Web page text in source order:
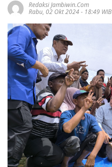
Redaksi Jambiwin.com
Rabu, 02 Okt 2024 - 18:49 WIB